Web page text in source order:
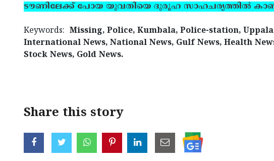
ടൗണിലേക്ക് പോയ യുവതിയെ ദുരൂഹ സാഹചര്യത്തില്‍
Keywords: Missing, Police, Kumbala, Police-station,
International News, National News, Gulf News, Health
Stock News, Gold News.
Share this story